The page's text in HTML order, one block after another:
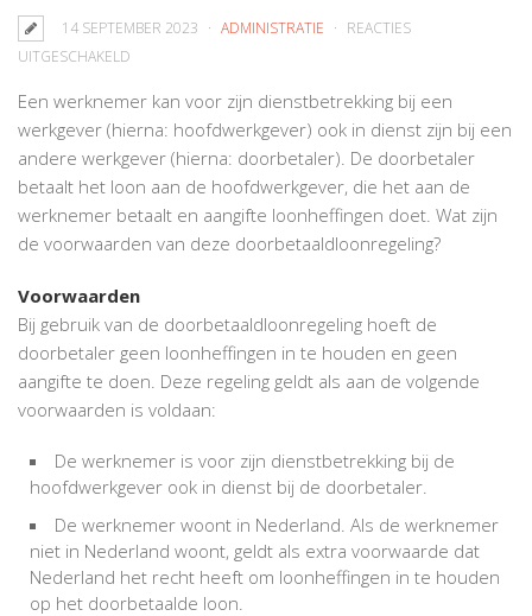
14 SEPTEMBER 2023 ADMINISTRATIE
REACTIES
UITGESCHAKELD
KUNT
U
MET
DE
DOORBETAALDLOONREGELING?
Een werknemer kan voor zijn dienstbetrekking bij een
werkgever (hierna: hoofdwerkgever) ook in dienst zijn bij een
andere werkgever (hierna: doorbetaler). De doorbetaler
betaalt het loon aan de hoofdwerkgever, die het aan de
werknemer betaalt en aangifte loonheffingen doet. Wat zijn
de voorwaarden van deze doorbetaaldloonregeling?
Voorwaarden
Bij gebruik van de doorbetaaldloonregeling hoeft de
doorbetaler geen loonheffingen in te houden en geen
aangifte te doen. Deze regeling geldt als aan de volgende
voorwaarden is voldaan:
De werknemer is voor zijn dienstbetrekking bij de
hoofdwerkgever ook in dienst bij de doorbetaler.
De werknemer woont in Nederland. Als de werknemer
niet in Nederland woont, geldt als extra voorwaarde dat
Nederland het recht heeft om loonheffingen in te houden
op het doorbetaalde loon.